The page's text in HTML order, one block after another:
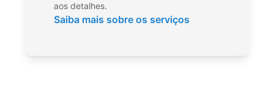
aos detalhes.
Saiba mais sobre os serviços